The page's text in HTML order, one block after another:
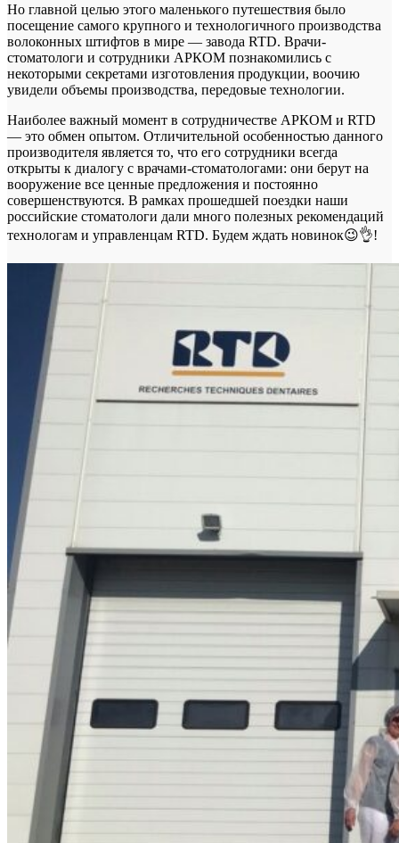
Но главной целью этого маленького путешествия было
посещение самого крупного и технологичного производства
волоконных штифтов в мире — завода RTD. Врачи-
стоматологи и сотрудники АРКОМ познакомились с
некоторыми секретами изготовления продукции, воочию
увидели объемы производства, передовые технологии.
Наиболее важный момент в сотрудничестве АРКОМ и RTD
— это обмен опытом. Отличительной особенностью данного
производителя является то, что его сотрудники всегда
открыты к диалогу с врачами-стоматологами: они берут на
вооружение все ценные предложения и постоянно
совершенствуются. В рамках прошедшей поездки наши
российские стоматологи дали много полезных рекомендаций
технологам и управленцам RTD. Будем ждать новинок😉👌!